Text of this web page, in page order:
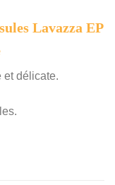
Lavazza EP
et délicate.